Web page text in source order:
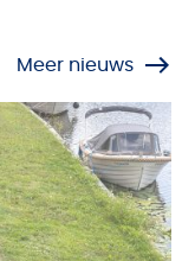
Meer nieuws